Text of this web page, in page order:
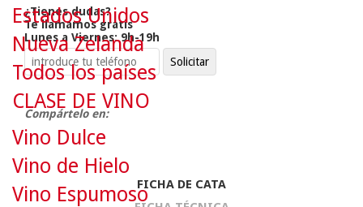
¿Tienes dudas?
Te llamamos gratis
Lunes a Viernes: 9h-19h
Compártelo en:
FICHA DE CATA
Estados Unidos
Nueva Zelanda
Todos los países
CLASE DE VINO
Vino Dulce
Vino de Hielo
Vino Espumoso